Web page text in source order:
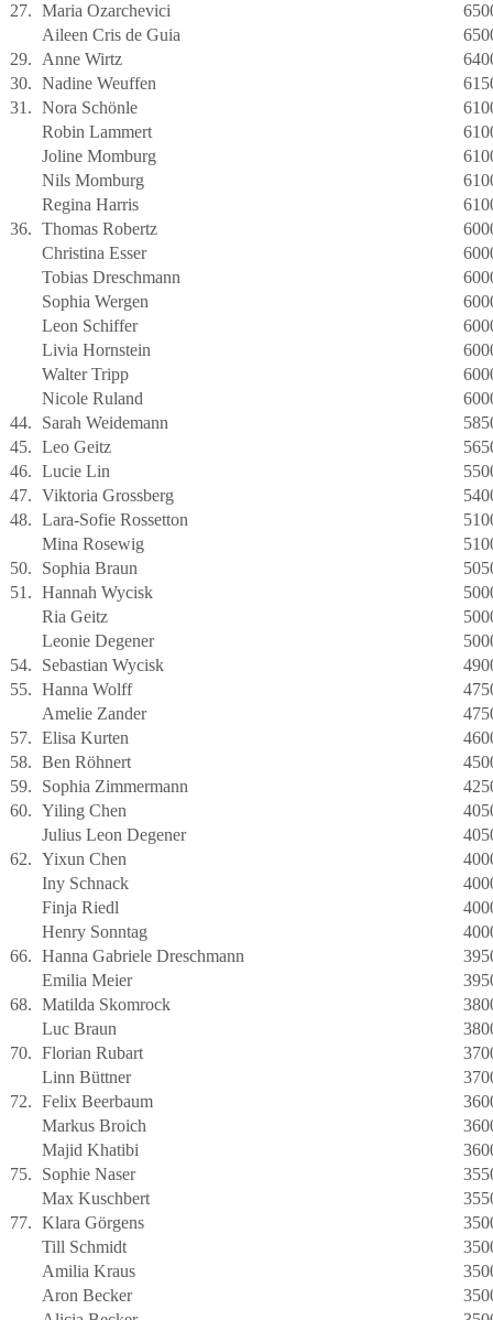
27. Maria Ozarchevici
Aileen Cris de Guia
29.
Anne Wirtz
30. Nadine Weuffen
31. Nora Schönle
Robin Lammert
Joline Momburg
Nils Momburg
Regina Harris
36. Thomas Robertz
Christina Esser
Tobias Dreschmann
Sophia Wergen
Leon Schiffer
Livia Hornstein
Walter Tripp
Nicole Ruland
44.
Sarah Weidemann
45. Leo Geitz
46. Lucie Lin
47. Viktoria Grossberg
48. Lara-Sofie Rossetton
Mina Rosewig
50.
Sophia Braun
51. Hannah Wycisk
Ria Geitz
Leonie Degener
54.
Sebastian Wycisk
55. Hanna Wolff
Amelie Zander
57. Elisa Kurten
58. Ben Röhnert
59.
Sophia Zimmermann
60. Yiling Chen
Julius Leon Degener
62. Yixun Chen
Iny Schnack
Finja Riedl
Henry Sonntag
66. Hanna Gabriele Dreschmann
Emilia Meier
68. Matilda Skomrock
Luc Braun
70. Florian Rubart
Linn Büttner
72. Felix Beerbaum
Markus Broich
Majid Khatibi
75.
Sophie Naser
Max Kuschbert
77. Klara Görgens
Till Schmidt
Amilia Kraus
Aron Becker